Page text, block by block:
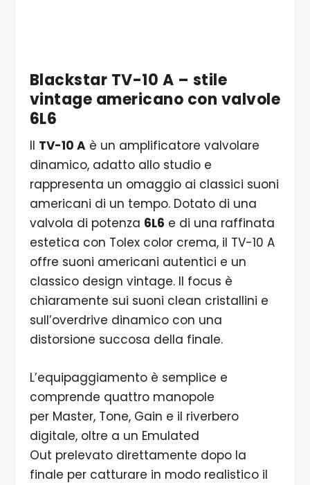
Blackstar TV-10 A – stile
vintage americano con valvole
6L6
Il TV-10 Aè un amplificatore valvolare
dinamico, adatto allo studio e
rappresenta un omaggio ai classici suoni
americani di un tempo. Dotato di una
valvola di potenza 6L6 e di una raffinata
estetica con Tolex color crema, il TV-10 A
offre suoni americani autentici e un
classico design vintage. Il focus è
chiaramente sui suoni clean cristallini e
sull’overdrive dinamico con una
distorsione succosa della finale.
L’equipaggiamento è semplice e
comprende quattro manopole
per Master, Tone, Gain e il riverbero
digitale, oltre a un Emulated
Out prelevato direttamente dopo la
finale per catturare in modo realistico il